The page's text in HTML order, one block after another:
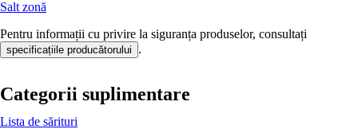
Salt zonă
Pentru informații cu privire la siguranța produselor, consultați
specificațiile producătorului .
Categorii suplimentare
Lista de sărituri